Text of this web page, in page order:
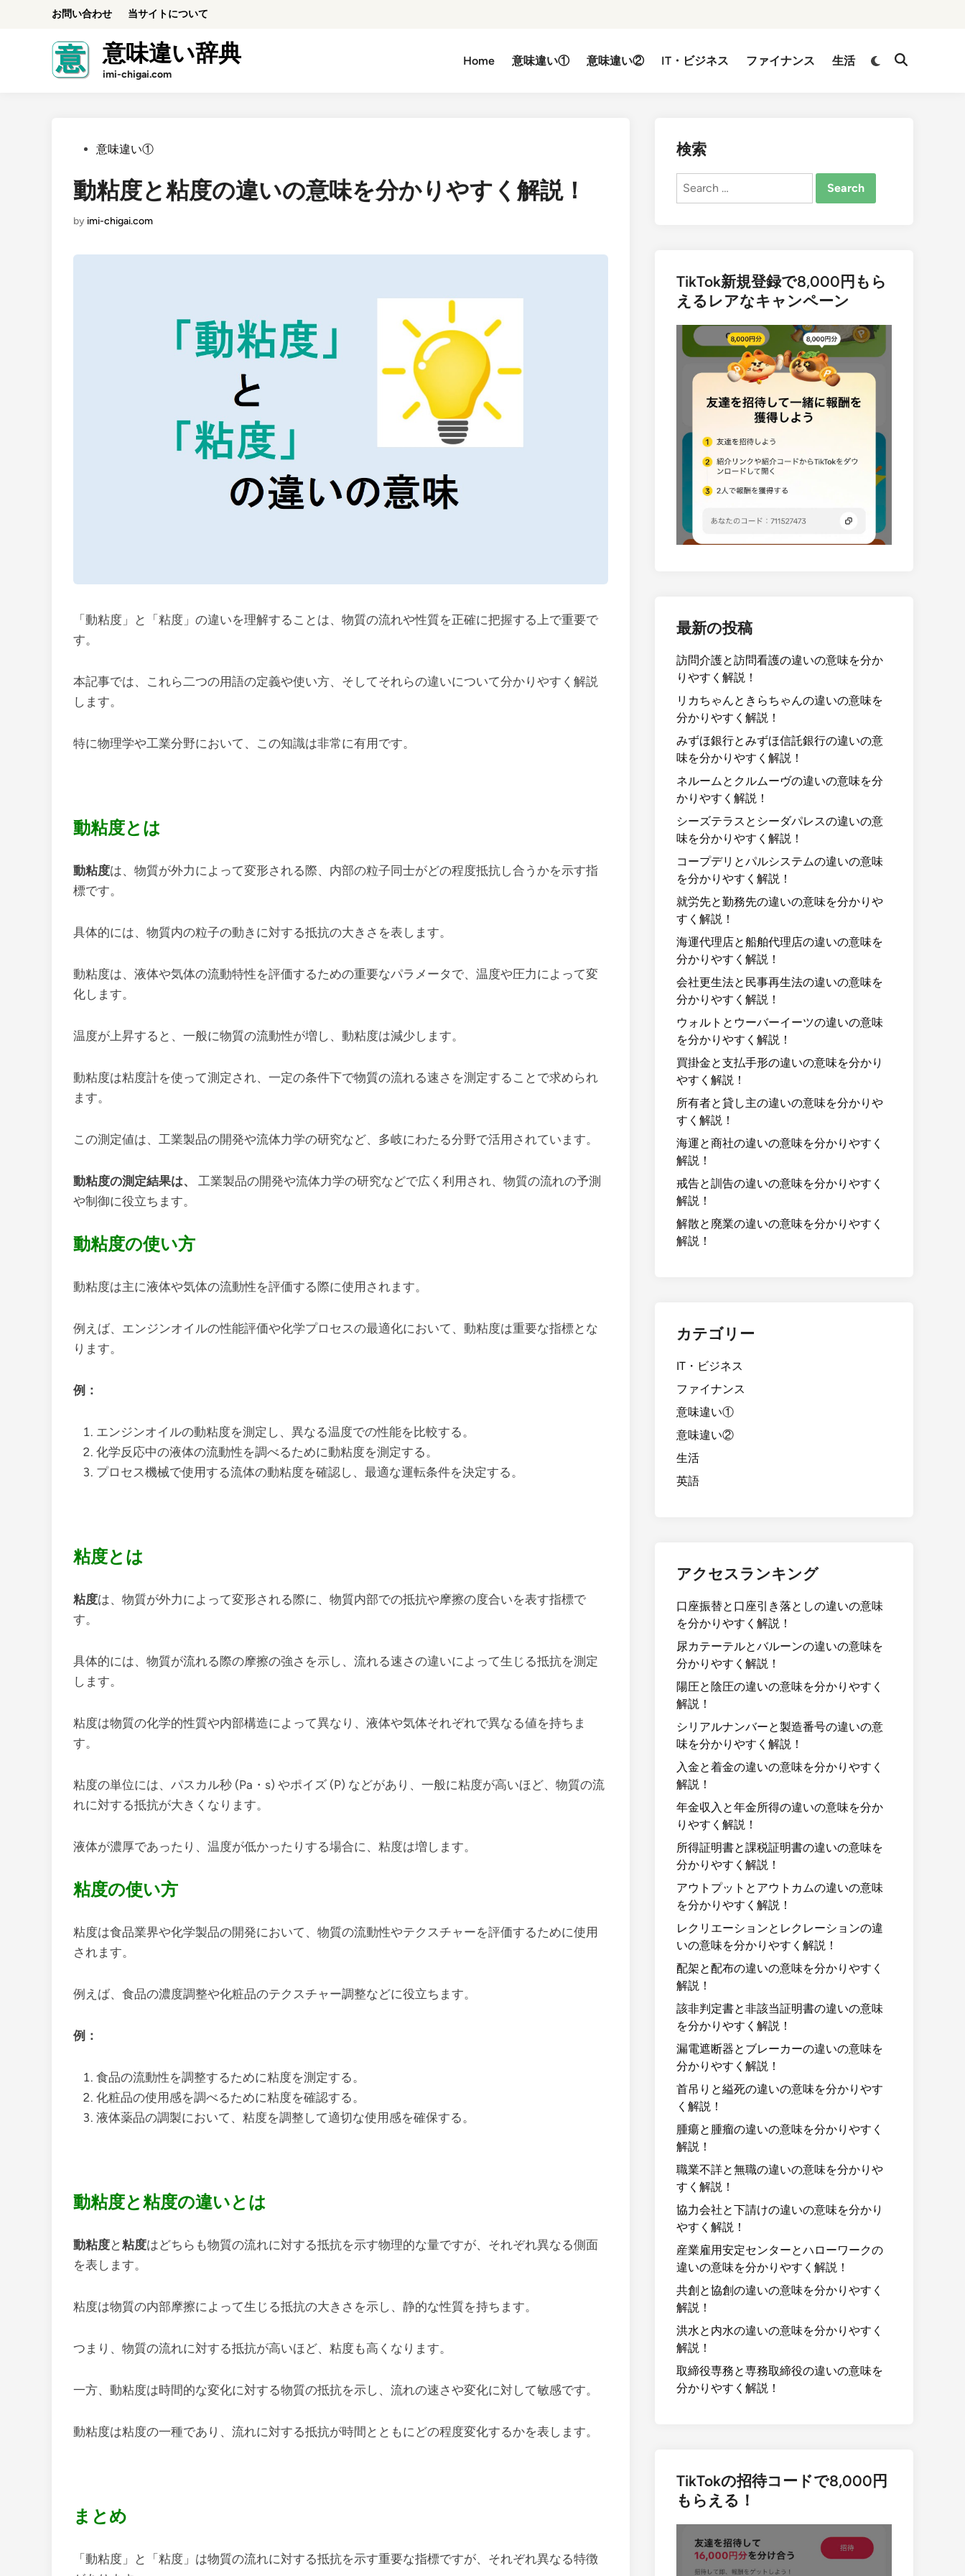
お問い合わせ 当サイトについて
意味違い辞典
imi-chigai.com
Home 意味違い① 意味違い② IT・ビジネス ファイナンス 生活
Posted意味違い①
動粘度と粘度の違いの意味を分かりやすく解説！
by imi-chigai.com
「動粘度」と「粘度」の違いを理解することは、物質の流れや性質を正確に把握する上で重要で
す。
本記事では、これら二つの用語の定義や使い方、そしてそれらの違いについて分かりやすく解説
します。
特に物理学や工業分野において、この知識は非常に有用です。
動粘度とは
動粘度は、物質が外力によって変形される際、内部の粒子同士がどの程度抵抗し合うかを示す指
標です。
具体的には、物質内の粒子の動きに対する抵抗の大きさを表します。
動粘度は、液体や気体の流動特性を評価するための重要なパラメータで、温度や圧力によって変
化します。
温度が上昇すると、一般に物質の流動性が増し、動粘度は減少します。
動粘度は粘度計を使って測定され、一定の条件下で物質の流れる速さを測定することで求められ
ます。
この測定値は、工業製品の開発や流体力学の研究など、多岐にわたる分野で活用されています。
動粘度の測定結果は、
工業製品の開発や流体力学の研究などで広く利用され、物質の流れの予測
や制御に役立ちます。
動粘度の使い方
動粘度は主に液体や気体の流動性を評価する際に使用されます。
例えば、エンジンオイルの性能評価や化学プロセスの最適化において、動粘度は重要な指標とな
ります。
例：
エンジンオイルの動粘度を測定し、異なる温度での性能を比較する。
化学反応中の液体の流動性を調べるために動粘度を測定する。
プロセス機械で使用する流体の動粘度を確認し、最適な運転条件を決定する。
粘度とは
粘度は、物質が外力によって変形される際に、物質内部での抵抗や摩擦の度合いを表す指標で
す。
具体的には、物質が流れる際の摩擦の強さを示し、流れる速さの違いによって生じる抵抗を測定
します。
粘度は物質の化学的性質や内部構造によって異なり、液体や気体それぞれで異なる値を持ちま
す。
粘度の単位には、パスカル秒 (Pa・s) やポイズ (P) などがあり、一般に粘度が高いほど、物質の流
れに対する抵抗が大きくなります。
液体が濃厚であったり、温度が低かったりする場合に、粘度は増します。
粘度の使い方
粘度は食品業界や化学製品の開発において、物質の流動性やテクスチャーを評価するために使用
されます。
例えば、食品の濃度調整や化粧品のテクスチャー調整などに役立ちます。
例：
食品の流動性を調整するために粘度を測定する。
化粧品の使用感を調べるために粘度を確認する。
液体薬品の調製において、粘度を調整して適切な使用感を確保する。
動粘度と粘度の違いとは
動粘度と粘度はどちらも物質の流れに対する抵抗を示す物理的な量ですが、それぞれ異なる側面
を表します。
粘度は物質の内部摩擦によって生じる抵抗の大きさを示し、静的な性質を持ちます。
つまり、物質の流れに対する抵抗が高いほど、粘度も高くなります。
一方、動粘度は時間的な変化に対する物質の抵抗を示し、流れの速さや変化に対して敏感です。
動粘度は粘度の一種であり、流れに対する抵抗が時間とともにどの程度変化するかを表します。
まとめ
「動粘度」と「粘度」は物質の流れに対する抵抗を示す重要な指標ですが、それぞれ異なる特徴
検索
Search
TikTok新規登録で8,000円もら
えるレアなキャンペーン
最新の投稿
訪問介護と訪問看護の違いの意味を分か
りやすく解説！
リカちゃんときらちゃんの違いの意味を
分かりやすく解説！
みずほ銀行とみずほ信託銀行の違いの意
味を分かりやすく解説！
ネルームとクルムーヴの違いの意味を分
かりやすく解説！
シーズテラスとシーダパレスの違いの意
味を分かりやすく解説！
コープデリとパルシステムの違いの意味
を分かりやすく解説！
就労先と勤務先の違いの意味を分かりや
すく解説！
海運代理店と船舶代理店の違いの意味を
分かりやすく解説！
会社更生法と民事再生法の違いの意味を
分かりやすく解説！
ウォルトとウーバーイーツの違いの意味
を分かりやすく解説！
買掛金と支払手形の違いの意味を分かり
やすく解説！
所有者と貸し主の違いの意味を分かりや
すく解説！
海運と商社の違いの意味を分かりやすく
解説！
戒告と訓告の違いの意味を分かりやすく
解説！
解散と廃業の違いの意味を分かりやすく
解説！
カテゴリー
IT・ビジネス
ファイナンス
意味違い①
意味違い②
生活
英語
アクセスランキング
口座振替と口座引き落としの違いの意味
を分かりやすく解説！
尿カテーテルとバルーンの違いの意味を
分かりやすく解説！
陽圧と陰圧の違いの意味を分かりやすく
解説！
シリアルナンバーと製造番号の違いの意
味を分かりやすく解説！
入金と着金の違いの意味を分かりやすく
解説！
年金収入と年金所得の違いの意味を分か
りやすく解説！
所得証明書と課税証明書の違いの意味を
分かりやすく解説！
アウトプットとアウトカムの違いの意味
を分かりやすく解説！
レクリエーションとレクレーションの違
いの意味を分かりやすく解説！
配架と配布の違いの意味を分かりやすく
解説！
該非判定書と非該当証明書の違いの意味
を分かりやすく解説！
漏電遮断器とブレーカーの違いの意味を
分かりやすく解説！
首吊りと縊死の違いの意味を分かりやす
く解説！
腫瘍と腫瘤の違いの意味を分かりやすく
解説！
職業不詳と無職の違いの意味を分かりや
すく解説！
協力会社と下請けの違いの意味を分かり
やすく解説！
産業雇用安定センターとハローワークの
違いの意味を分かりやすく解説！
共創と協創の違いの意味を分かりやすく
解説！
洪水と内水の違いの意味を分かりやすく
解説！
取締役専務と専務取締役の違いの意味を
分かりやすく解説！
TikTokの招待コードで8,000円
もらえる！